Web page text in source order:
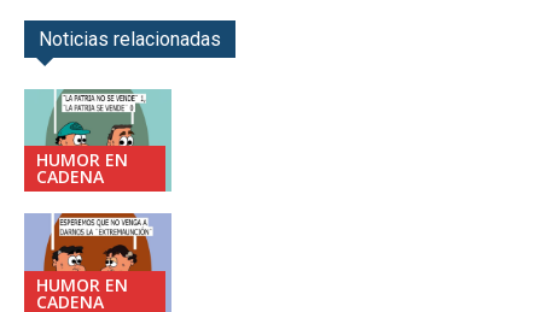
Noticias relacionadas
HUMOR EN
CADENA
HUMOR EN
CADENA